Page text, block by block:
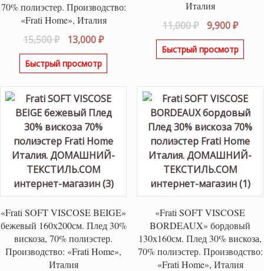
70% полиэстер. Производство:
«Frati Home», Италия
15,500₽
Первоначальная
цена
составляла
13,000₽Текущая
цена:
Быстрый просмотр
Италия
11,000₽
цена
составляла
9,900₽
цена:
9,900
Быстрый просмотр
«Frati SOFT VISCOSE BEIGE»
бежевый 160х200см. Плед 30%
вискоза, 70% полиэстер.
Производство: «Frati Home»,
Италия
«Frati SOFT VISCOSE
BORDEAUX» бордовый
130х160см. Плед 30% вискоза,
70% полиэстер. Производство:
«Frati Home», Италия